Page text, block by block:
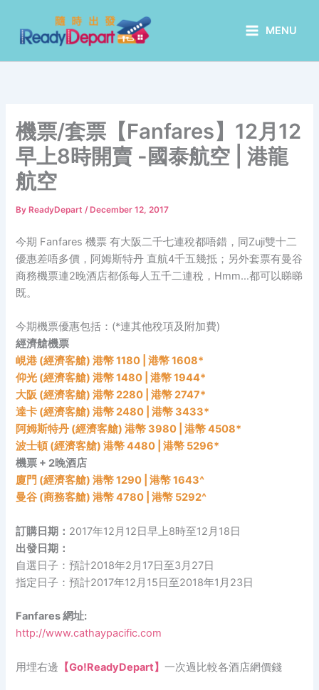
content
MENU
機票/套票【Fanfares】12月12
早上8時開賣 -國泰航空 | 港龍
航空
By ReadyDepart/ December 12, 2017
今期 Fanfares 機票 有大阪二千七連稅都唔錯，同Zuji雙十二
優惠差唔多價，阿姆斯特丹 直航4千五幾抵；另外套票有曼谷
商務機票連2晚酒店都係每人五千二連稅，Hmm…都可以睇睇
既。
今期機票優惠包括：(*連其他稅項及附加費)
經濟艙機票
峴港 (經濟客艙) 港幣 1180 | 港幣 1608*
仰光 (經濟客艙) 港幣 1480 | 港幣 1944*
大阪 (經濟客艙) 港幣 2280 | 港幣 2747*
達卡 (經濟客艙) 港幣 2480 | 港幣 3433*
阿姆斯特丹 (經濟客艙) 港幣 3980 | 港幣 4508*
波士頓 (經濟客艙) 港幣 4480 | 港幣 5296*
機票 + 2晚酒店
廈門 (經濟客艙) 港幣 1290 | 港幣 1643^
曼谷 (商務客艙) 港幣 4780 | 港幣 5292^
訂購日期： 2017年12月12日早上8時至12月18日
出發日期：
自選日子：預計2018年2月17日至3月27日
指定日子：預計2017年12月15日至2018年1月23日
Fanfares 網址:
http://www.cathaypacific.com
用埋右邊 【Go!ReadyDepart】一次過比較各酒店網價錢